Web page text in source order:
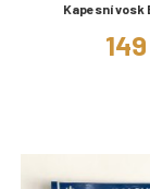
Kapesní vosk